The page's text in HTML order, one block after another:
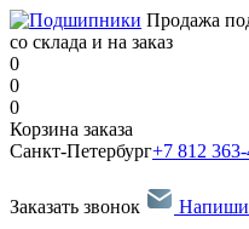
Продажа
со склада и на заказ
0
0
0
Корзина заказа
Санкт-Петербург+7 812
Заказать звонок